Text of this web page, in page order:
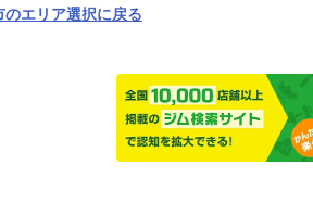
のエリア選択に戻る